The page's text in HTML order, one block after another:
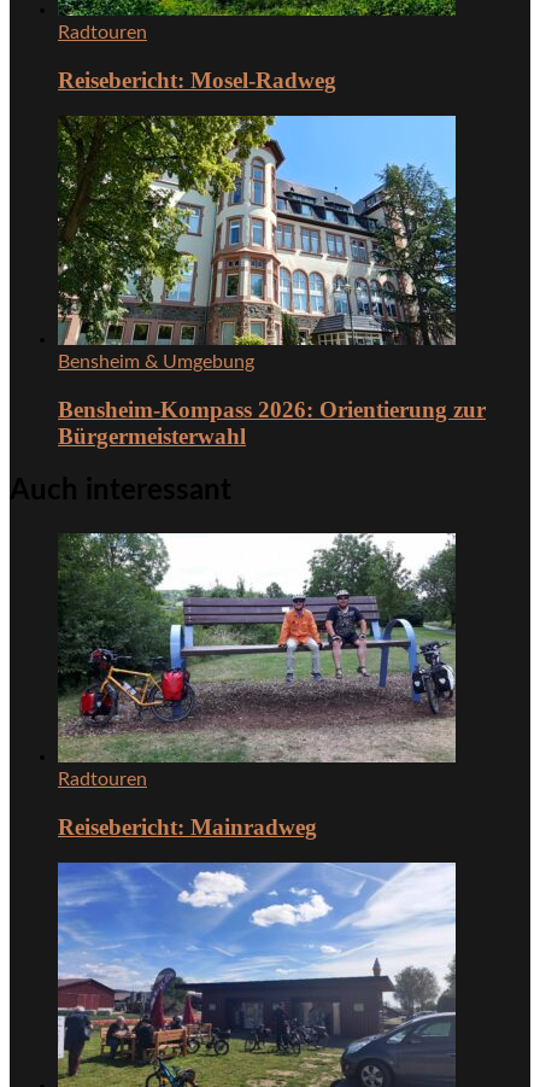
Radtouren
Reisebericht: Mosel-Radweg
Bensheim & Umgebung
Bensheim-Kompass 2026: Orientierung zur
Bürgermeisterwahl
Auch interessant
Radtouren
Reisebericht: Mainradweg